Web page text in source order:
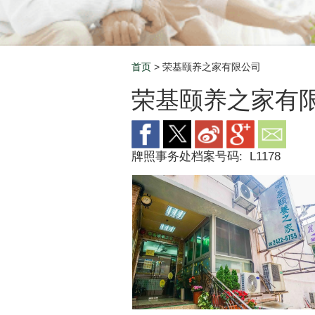
Breadcrumb
首页 > 荣基颐养之家有限公司
荣基颐养之家有
牌照事务处档案号码: L1178